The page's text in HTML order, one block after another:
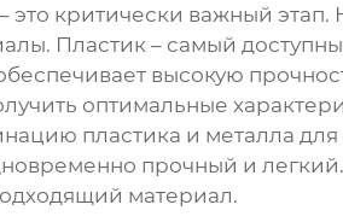
– это критически важный
Пластик – самый
высокую
оптимальные
пластика и металла для
прочный и
материал.